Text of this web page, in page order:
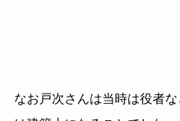
なお戸次さんは当時は役者